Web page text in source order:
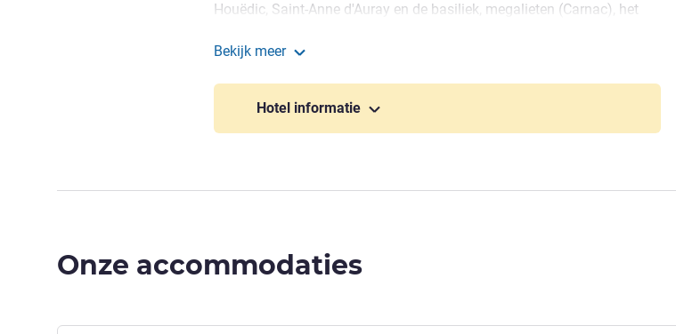
Houëdic, Saint-Anne d'Auray en de basiliek, megalieten (Carnac), het
zwembad, golf, karting enz.
Bekijk meer
Hotel informatie
Onze accommodaties